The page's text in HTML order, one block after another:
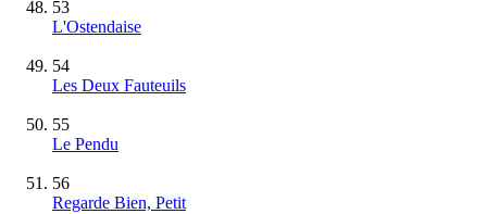
53
L'Ostendaise
54
Les Deux Fauteuils
55
Le Pendu
56
Regarde Bien, Petit